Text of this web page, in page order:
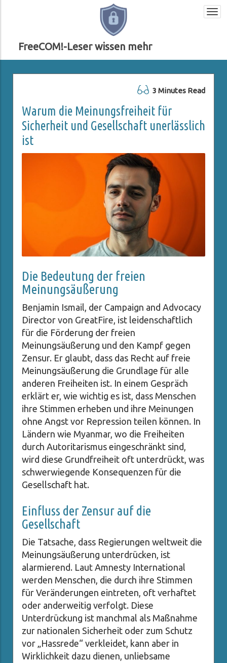
FreeCOM!-Leser wissen mehr
3 Minutes Read
Warum die Meinungsfreiheit für
Sicherheit und Gesellschaft unerlässlich
ist
Die Bedeutung der freien
Meinungsäußerung
Benjamin Ismail, der Campaign and Advocacy
Director von GreatFire, ist leidenschaftlich
für die Förderung der freien
Meinungsäußerung und den Kampf gegen
Zensur. Er glaubt, dass das Recht auf freie
Meinungsäußerung die Grundlage für alle
anderen Freiheiten ist. In einem Gespräch
erklärt er, wie wichtig es ist, dass Menschen
ihre Stimmen erheben und ihre Meinungen
ohne Angst vor Repression teilen können. In
Ländern wie Myanmar, wo die Freiheiten
durch Autoritarismus eingeschränkt sind,
wird diese Grundfreiheit oft unterdrückt, was
schwerwiegende Konsequenzen für die
Gesellschaft hat.
Einfluss der Zensur auf die
Gesellschaft
Die Tatsache, dass Regierungen weltweit die
Meinungsäußerung unterdrücken, ist
alarmierend. Laut Amnesty International
werden Menschen, die durch ihre Stimmen
für Veränderungen eintreten, oft verhaftet
oder anderweitig verfolgt. Diese
Unterdrückung ist manchmal als Maßnahme
zur nationalen Sicherheit oder zum Schutz
vor „Hassrede“ verkleidet, kann aber in
Wirklichkeit dazu dienen, unliebsame